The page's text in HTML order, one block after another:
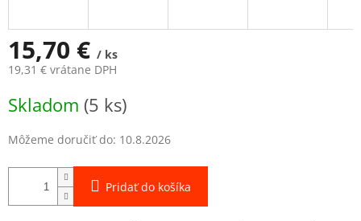
15,70 € / ks
19,31 € vrátane DPH
cena:
Skladom (5 ks)
Môžeme doručiť do: 10.8.2026
Pridať do košíka